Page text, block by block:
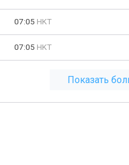
07:05 HKT
07:05 HKT
Показать